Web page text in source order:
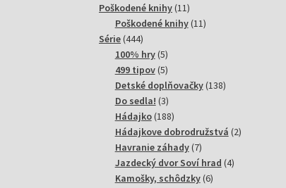
produktov
Poškodené knihy 1111
produktov
Poškodené knihy 1111
Série 444444
produktov
100% hry 55
produktov
499 tipov 55
produktov
Detské doplňovačky 138138
Do sedla! 33
produkty
Hádajko 188188
produktov
Hádajkove dobrodružstvá 22
Havranie záhady 77
produktov
Jazdecký dvor Soví hrad 44
Kamošky, schôdzky 66